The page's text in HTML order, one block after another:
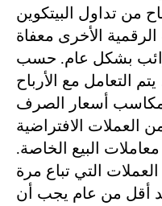
من تداول البيتكوين
الأخرى معفاة
بشكل عام. حسب
يتم التعامل مع الأرباح
مكاسب أسعار الصرف
العملات الافتراضية
البيع الخاصة.
التي تباع مرة
أقل من عام يجب أن